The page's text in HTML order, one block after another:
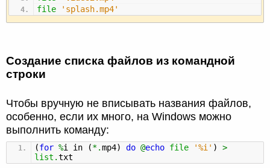
file
'splash.mp4'
Создание списка файлов из командной
строки
Чтобы вручную не вписывать названия файлов,
особенно, если их много, на Windows можно
выполнить команду:
(for %i in (*.mp4) do @echo file '%i' )
>
list .txt